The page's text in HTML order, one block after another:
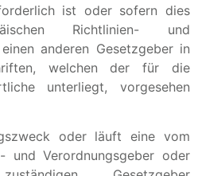
ist oder sofern dies
Richtlinien- und
anderen Gesetzgeber in
welchen der für die
unterliegt, vorgesehen
oder läuft eine vom
und Verordnungsgeber oder